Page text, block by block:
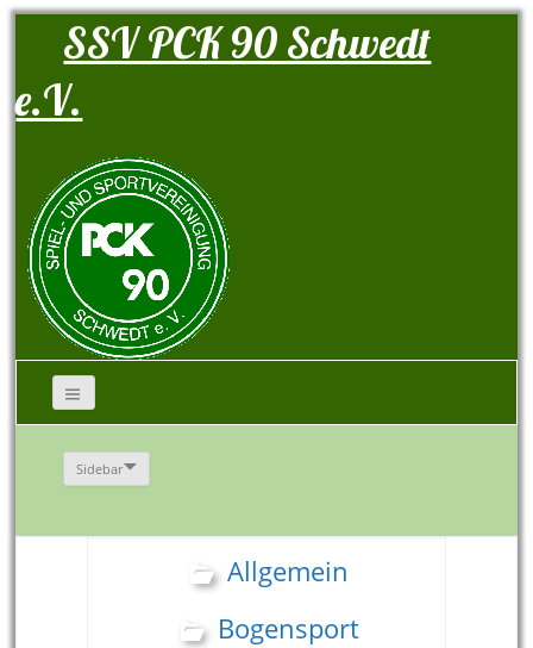
SSV PCK 90 Schwedt
e.V.
Sidebar
Allgemein
Bogensport